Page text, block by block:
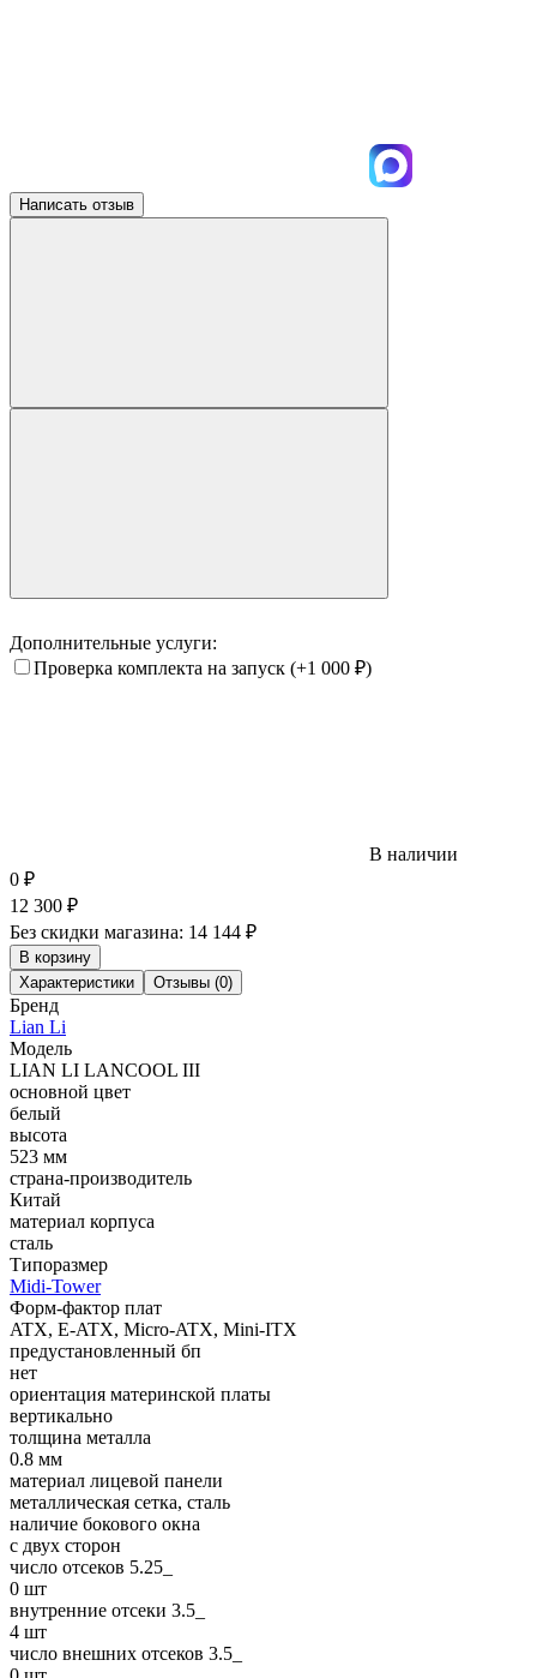
Написать отзыв
Дополнительные услуги:
Проверка комплекта на запуск (+1 000 ₽)
В наличии
0 ₽
12 300 ₽
Без скидки магазина: 14 144 ₽
В корзину
Характеристики
Отзывы (0)
Бренд
Lian Li
Модель
LIAN LI LANCOOL III
основной цвет
белый
высота
523 мм
страна-производитель
Китай
материал корпуса
сталь
Типоразмер
Midi-Tower
Форм-фактор плат
ATX, E-ATX, Micro-ATX, Mini-ITX
предустановленный бп
нет
ориентация материнской платы
вертикально
толщина металла
0.8 мм
материал лицевой панели
металлическая сетка, сталь
наличие бокового окна
с двух сторон
число отсеков 5.25_
0 шт
внутренние отсеки 3.5_
4 шт
число внешних отсеков 3.5_